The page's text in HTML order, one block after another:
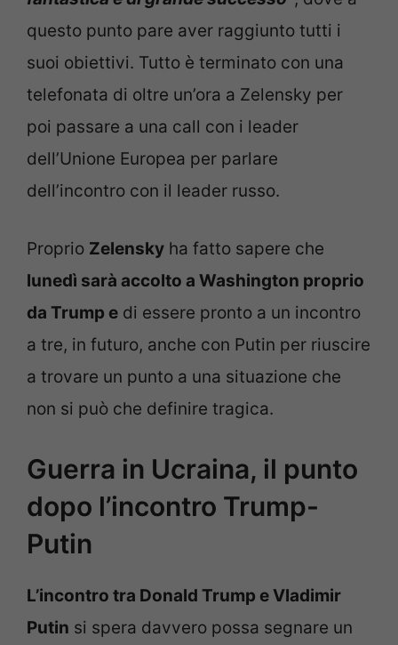
questo punto pare aver raggiunto tutti i
suoi obiettivi. Tutto è terminato con una
telefonata di oltre un’ora a Zelensky per
poi passare a una call con i leader
dell’Unione Europea per parlare
dell’incontro con il leader russo.
Proprio Zelensky ha fatto sapere che
lunedì sarà accolto a Washington proprio
da Trump e di essere pronto a un incontro
a tre, in futuro, anche con Putin per riuscire
a trovare un punto a una situazione che
non si può che definire tragica.
Guerra in Ucraina, il punto
dopo l’incontro Trump-
Putin
L’incontro tra Donald Trump e Vladimir
Putin si spera davvero possa segnare un